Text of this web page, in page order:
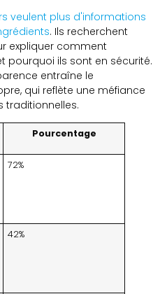
veulent plus d'informations
. Ils recherchent
expliquer comment
pourquoi ils sont en sécurité.
entraîne le
qui reflète une méfiance
traditionnelles.
Pourcentage
72%
42%